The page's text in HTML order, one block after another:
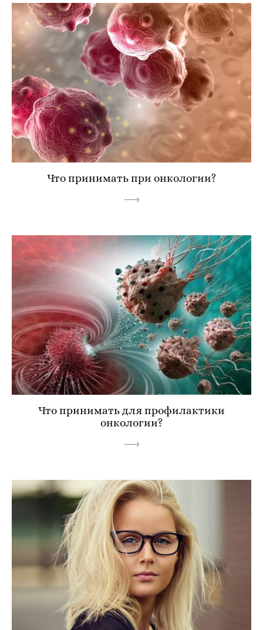
Что принимать при онкологии?
Что принимать для профилактики
онкологии?